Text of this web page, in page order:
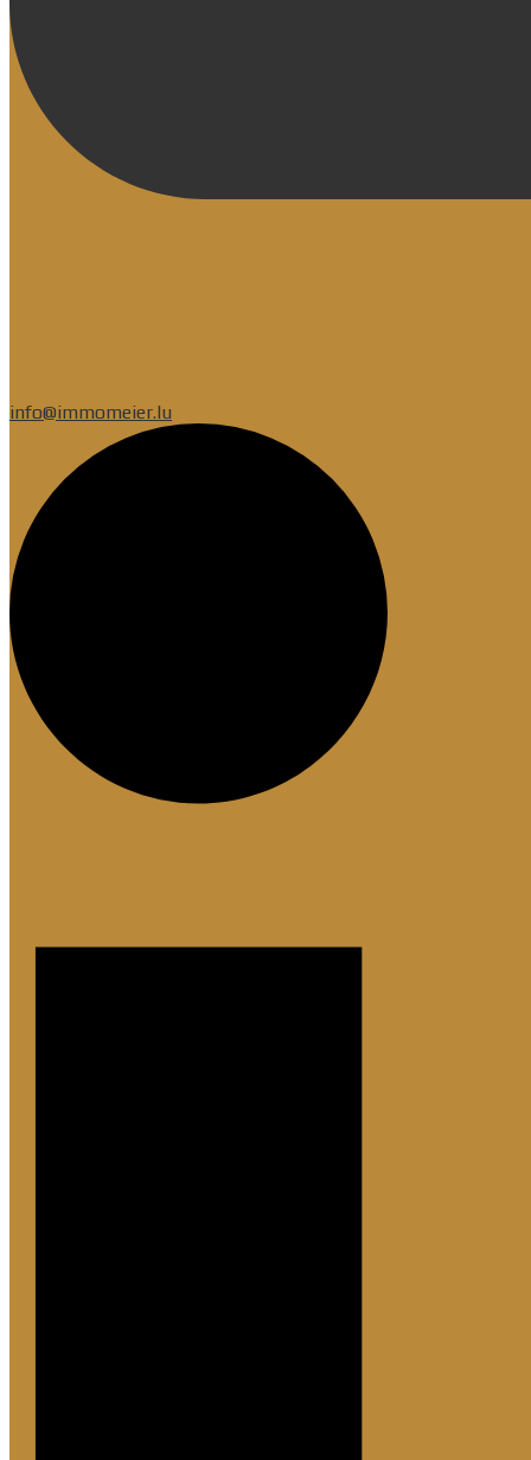
info@immomeier.lu